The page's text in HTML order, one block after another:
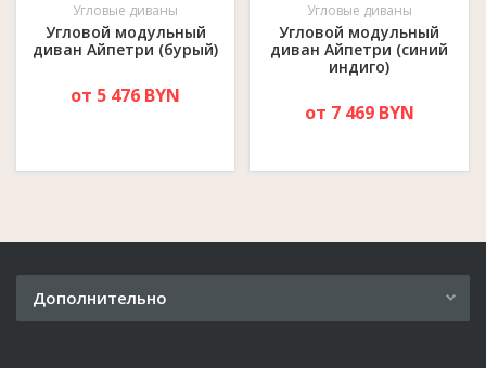
Угловые диваны
Угловой модульный
диван Айпетри (бурый)
от 5 476 BYN
Угловые диваны
Угловой модульный
диван Айпетри (синий
индиго)
от 7 469 BYN
Дополнительно